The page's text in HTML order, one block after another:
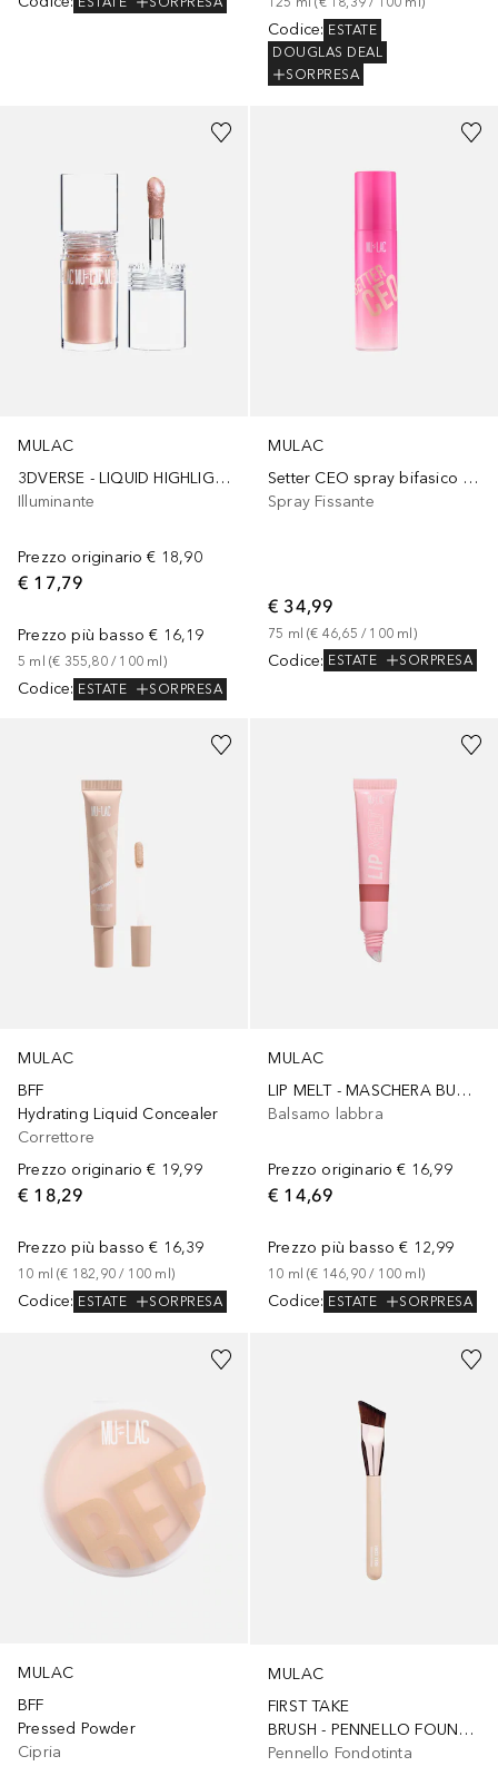
Codice: ESTATE
DOUGLAS DEAL
SORPRESA
MULAC
3DVERSE - LIQUID HIGHLIGHTER ALL OVER FACE
Illuminante
Prezzo originario € 18,90
€ 17,79
Prezzo più basso € 16,19
5 ml (€ 355,80 / 100 ml )
Codice: ESTATE SORPRESA
MULAC
Setter CEO spray bifasico idratante e illuminante
Spray Fissante
€ 34,99
75 ml (€ 46,65 / 100 ml)
Codice: ESTATE SORPRESA
MULAC
BFF
Hydrating Liquid Concealer
Correttore
Prezzo originario € 19,99
€ 18,29
Prezzo più basso € 16,39
10 ml (€ 182,90 / 100 ml )
Codice: ESTATE SORPRESA
+3
MULAC
LIP MELT - MASCHERA BURRO LABBRA
Balsamo labbra
Prezzo originario € 16,99
€ 14,69
Prezzo più basso € 12,99
10 ml (€ 146,90 / 100 ml )
Codice: ESTATE SORPRESA
MULAC
BFF
Pressed Powder
Cipria
MULAC
FIRST TAKE
BRUSH - PENNELLO FOUNDCEALER
Pennello Fondotinta